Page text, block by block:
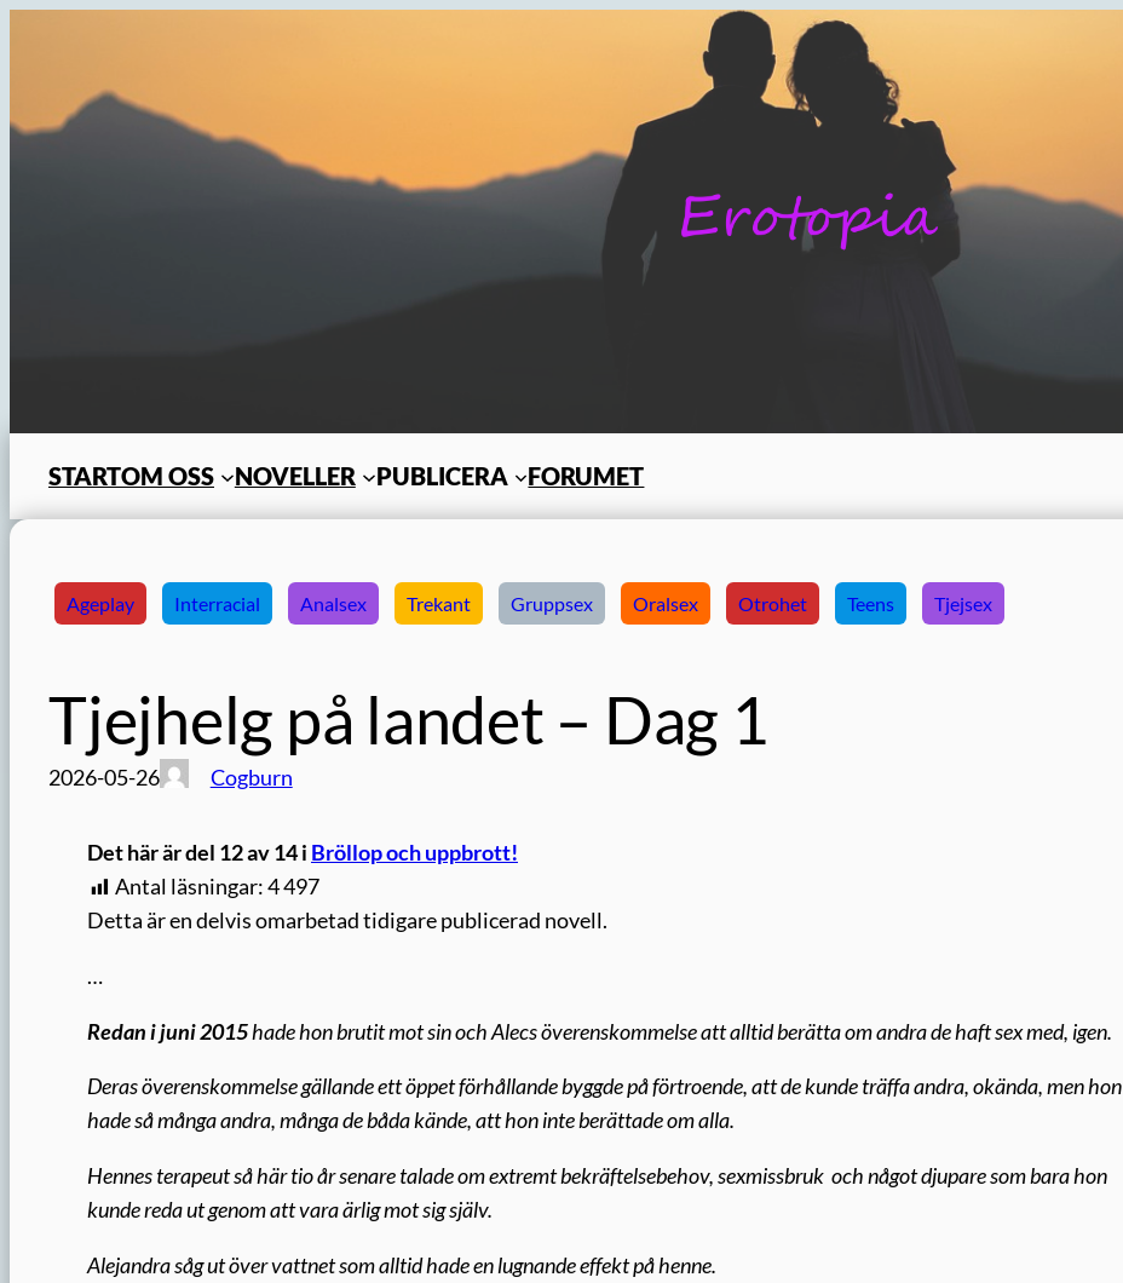
STARTOM OSS NOVELLER PUBLICERA FORUMET
Ageplay Interracial Analsex Trekant Gruppsex Oralsex Otrohet Teens Tjejsex
Tjejhelg på landet – Dag 1
2026-05-26 Cogburn
Det här är del 12 av 14 i Bröllop och uppbrott!
Antal läsningar:4 497
Detta är en delvis omarbetad tidigare publicerad novell.
…
Redan i juni 2015hade hon brutit mot sin och Alecs överenskommelse att alltid berätta om andra de haft sex med, igen.
Deras överenskommelse gällande ett öppet förhållande byggde på förtroende, att de kunde träffa andra, okända, men hon
hade så många andra, många de båda kände, att hon inte berättade om alla.
Hennes terapeut så här tio år senare talade om extremt bekräftelsebehov, sexmissbruk och något djupare som bara hon
kunde reda ut genom att vara ärlig mot sig själv.
Alejandrasåg ut över vattnet som alltid hade en lugnande effekt på henne.